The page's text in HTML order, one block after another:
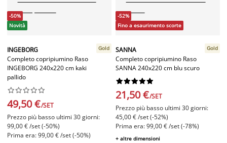
-50%
Novità
INGEBORG
Completo copripiumino Raso
INGEBORG 240x220 cm kaki
pallido
Gold






49,50 €/SET
Prezzo più basso ultimi 30 giorni:
99,00 € /set (-50%)
Prima era: 99,00 € /set (-50%)
-52%
Fino a esaurimento scorte
SANNA
Completo copripiumino Raso
SANNA 240x220 cm blu scuro
Gold






21,50 €/SET
Prezzo più basso ultimi 30 giorni:
45,00 € /set (-52%)
Prima era: 99,00 € /set (-78%)
+ altre dimensioni